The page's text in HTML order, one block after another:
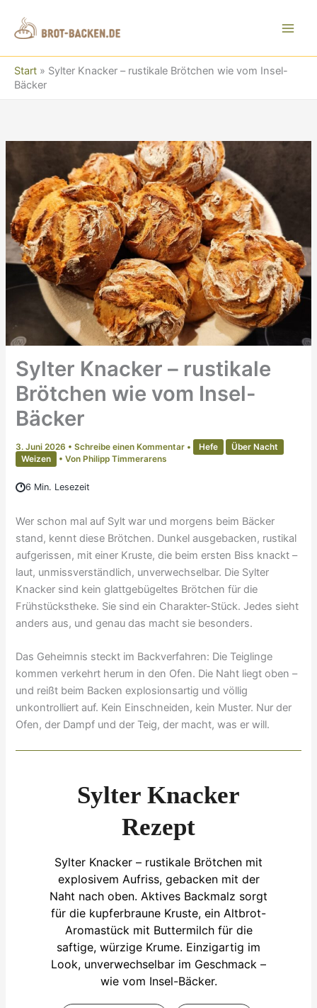
Inhalt
springen
Start » Sylter Knacker – rustikale Brötchen wie vom Insel-
Bäcker
Sylter Knacker – rustikale
Brötchen wie vom Insel-
Bäcker
3. Juni 2026 •Schreibe einen Kommentar • Hefe
Über Nacht
Weizen
• VonPhilipp Timmerarens
6 Min. Lesezeit
Wer schon mal auf Sylt war und morgens beim Bäcker
stand, kennt diese Brötchen. Dunkel ausgebacken, rustikal
aufgerissen, mit einer Kruste, die beim ersten Biss knackt –
laut, unmissverständlich, unverwechselbar. Die Sylter
Knacker sind kein glattgebügeltes Brötchen für die
Frühstückstheke. Sie sind ein Charakter-Stück. Jedes sieht
anders aus, und genau das macht sie besonders.
Das Geheimnis steckt im Backverfahren: Die Teiglinge
kommen verkehrt herum in den Ofen. Die Naht liegt oben –
und reißt beim Backen explosionsartig und völlig
unkontrolliert auf. Kein Einschneiden, kein Muster. Nur der
Ofen, der Dampf und der Teig, der macht, was er will.
Sylter Knacker
Rezept
Sylter Knacker – rustikale Brötchen mit
explosivem Aufriss, gebacken mit der
Naht nach oben. Aktives Backmalz sorgt
für die kupferbraune Kruste, ein Altbrot-
Aromastück mit Buttermilch für die
saftige, würzige Krume. Einzigartig im
Look, unverwechselbar im Geschmack –
wie vom Insel-Bäcker.